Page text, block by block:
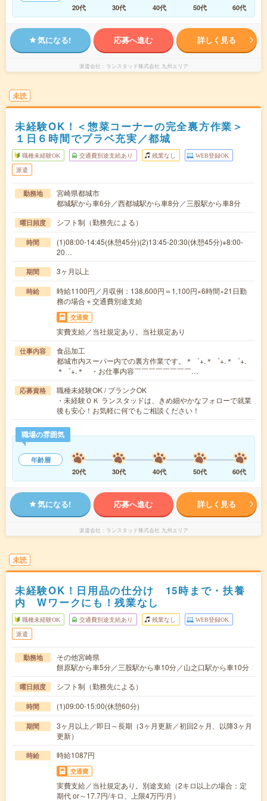
20代 30代 40代 50代 60代
気になる! 応募へ進む 詳しく見る
派遣会社 ランスタッド株式会社 九州エリア
未読
未経験OK！＜惣菜コーナーの完全裏方作業＞
１日６時間でプラベ充実／都城
職種未経験OK 交通費別途支給あり 残業なし WEB登録OK
派遣
勤務地
宮崎県都城市
都城駅から車6分／西都城駅から車8分／三股駅から車8分
曜日頻度 シフト制（勤務先による）
時間
(1)08:00-14:45(休憩45分)(2)13:45-20:30(休憩45分)※8:00-
20…
期間 3ヶ月以上
時給
時給1100円／月収例：138,600円＝1,100円×6時間×21日勤
務の場合＋交通費別途支給
交通費
実費支給／当社規定あり。当社規定あり
仕事内容
食品加工
都城市内スーパー内での裏方作業です。＊゜+.＊゜+.＊゜+.
＊゜+.＊ ・お仕事内容￣￣￣￣￣￣￣￣…
応募資格
職種未経験OK / ブランクOK
・未経験ＯＫ ランスタッドは、きめ細やかなフォローで就業
後も安心！お気軽に何でもご相談ください！
職場の雰囲気
年齢層
20代
30代 40代 50代 60代
気になる! 応募へ進む 詳しく見る
派遣会社 ランスタッド株式会社 九州エリア
未読
未経験OK！日用品の仕分け 15時まで・扶養
内 Wワークにも！残業なし
職種未経験OK 交通費別途支給あり 残業なし WEB登録OK
派遣
勤務地
その他宮崎県
餅原駅から車5分／三股駅から車10分／山之口駅から車10分
曜日頻度 シフト制（勤務先による）
時間 (1)09:00-15:00(休憩60分)
期間
3ヶ月以上／即日～長期（3ヶ月更新／初回2ヶ月、以降3ヶ月
更新）
時給 時給1087円
交通費
実費支給／当社規定あり。別途支給（2キロ以上の場合：定
期代 or～17.7円/キロ、上限4万円/月）